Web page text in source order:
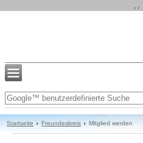
, ,
Startseite Freundeskreis Mitglied werden